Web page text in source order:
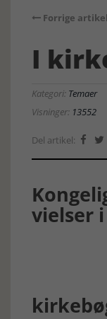
Forrige artikel
I
Kategori: Temaer
Visninger: 13552
Del artikel:  
vielser i